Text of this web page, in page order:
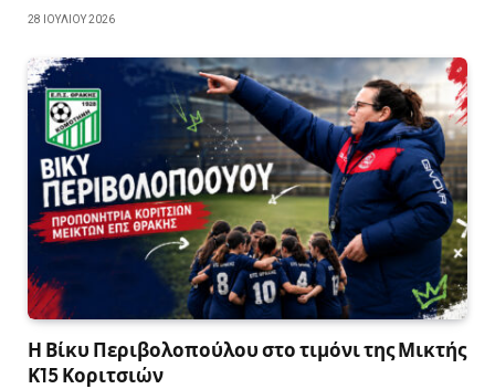
28 ΙΟΥΛΊΟΥ 2026
Η Βίκυ Περιβολοπούλου στο τιμόνι της Μικτής
Κ15 Κοριτσιών